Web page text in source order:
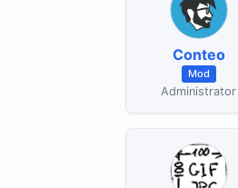
Conteo
Mod
Administrator